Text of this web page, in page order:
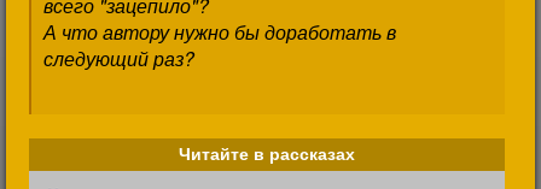
А что автору нужно бы доработать в
следующий раз?
Читайте в рассказах